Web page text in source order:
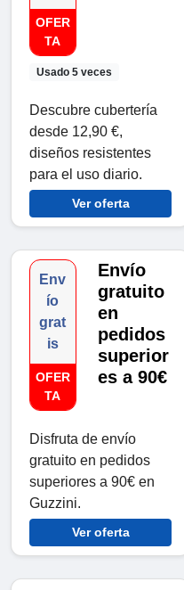
OFER
TA
Usado 5 veces
Descubre cubertería
desde 12,90 €,
diseños resistentes
para el uso diario.
Ver oferta
Env
ío
grat
is
OFER
TA
Envío
gratuito
en
pedidos
superior
es a 90€
Disfruta de envío
gratuito en pedidos
superiores a 90€ en
Guzzini.
Ver oferta